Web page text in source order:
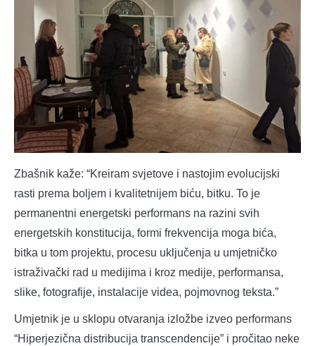
Zbašnik kaže: “Kreiram svjetove i nastojim evolucijski
rasti prema boljem i kvalitetnijem biću, bitku. To je
permanentni energetski performans na razini svih
energetskih konstitucija, formi frekvencija moga bića,
bitka u tom projektu, procesu uključenja u umjetničko
istraživački rad u medijima i kroz medije, performansa,
slike, fotografije, instalacije videa, pojmovnog teksta.”
Umjetnik je u sklopu otvaranja izložbe izveo performans
“Hiperjezična distribucija transcendencije” i pročitao neke